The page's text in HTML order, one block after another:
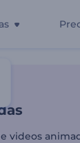
videos